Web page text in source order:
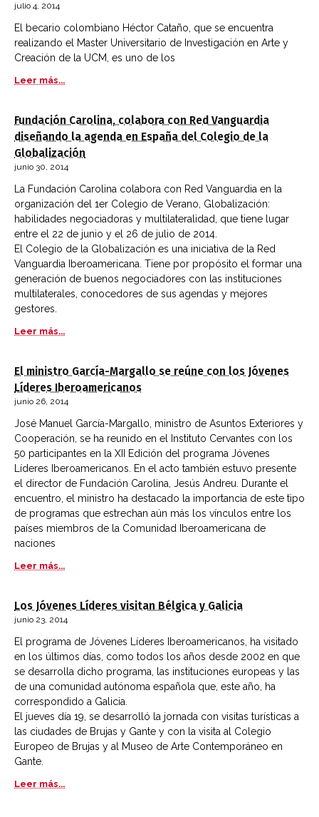
julio 4, 2014
El becario colombiano Héctor Cataño, que se encuentra
realizando el Master Universitario de Investigación en Arte y
Creación de la UCM, es uno de los
Leer más...
Fundación Carolina, colabora con Red Vanguardia
diseñando la agenda en España del Colegio de la
Globalización
junio 30, 2014
La Fundación Carolina colabora con Red Vanguardia en la
organización del 1er Colegio de Verano, Globalización:
habilidades negociadoras y multilateralidad, que tiene lugar
entre el 22 de junio y el 26 de julio de 2014.
El Colegio de la Globalización es una iniciativa de la Red
Vanguardia Iberoamericana. Tiene por propósito el formar una
generación de buenos negociadores con las instituciones
multilaterales, conocedores de sus agendas y mejores
gestores.
Leer más...
El ministro García-Margallo se reúne con los Jóvenes
Líderes Iberoamericanos
junio 26, 2014
José Manuel García-Margallo, ministro de Asuntos Exteriores y
Cooperación, se ha reunido en el Instituto Cervantes con los
50 participantes en la XII Edición del programa Jóvenes
Líderes Iberoamericanos. En el acto también estuvo presente
el director de Fundación Carolina, Jesús Andreu. Durante el
encuentro, el ministro ha destacado la importancia de este tipo
de programas que estrechan aún más los vínculos entre los
países miembros de la Comunidad Iberoamericana de
naciones
Leer más...
Los Jóvenes Líderes visitan Bélgica y Galicia
junio 23, 2014
El programa de Jóvenes Líderes Iberoamericanos, ha visitado
en los últimos días, como todos los años desde 2002 en que
se desarrolla dicho programa, las instituciones europeas y las
de una comunidad autónoma española que, este año, ha
correspondido a Galicia.
El jueves día 19, se desarrolló la jornada con visitas turísticas a
las ciudades de Brujas y Gante y con la visita al Colegio
Europeo de Brujas y al Museo de Arte Contemporáneo en
Gante.
Leer más...